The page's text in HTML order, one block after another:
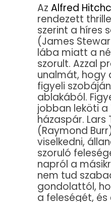
Az Alfred
rendezett
szerint a híres
(James
lába miatt a
szorult. Azzal
unalmát, hogy
figyeli
ablakából.
jobban leköti a
házaspár. Lars
(Raymond
viselkedni,
szoruló
napról a
nem tud
gondolattól,
a feleségét, és